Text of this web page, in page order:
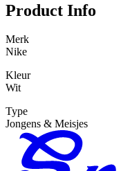
Product Info
Merk
Nike
Kleur
Wit
Type
Jongens & Meisjes